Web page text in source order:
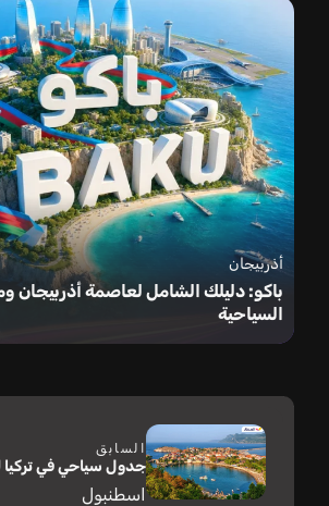
أذربيجان
باكو: دليلك الشامل لعاصمة أذربيجان
السياحية
السابق
جدول سياحي في تركيا لمدة
اسطنبول